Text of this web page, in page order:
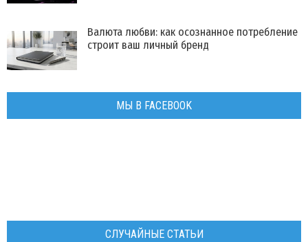
Валюта любви: как осознанное потребление
строит ваш личный бренд
МЫ В FACEBOOK
СЛУЧАЙНЫЕ СТАТЬИ